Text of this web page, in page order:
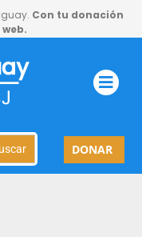
Con tu donación
DONAR